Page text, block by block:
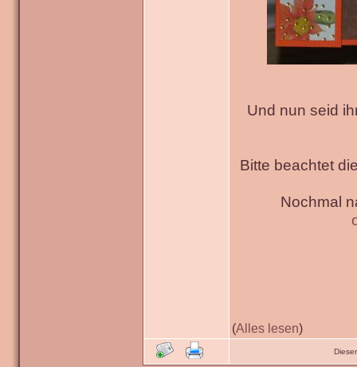
Und nun seid
Bitte beachtet
Nochmal
(Alles lesen)